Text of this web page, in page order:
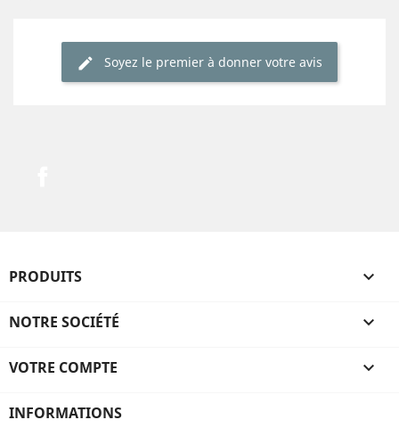
Soyez le premier à donner votre avis
PRODUITS 
NOTRE SOCIÉTÉ 
VOTRE COMPTE 
INFORMATIONS